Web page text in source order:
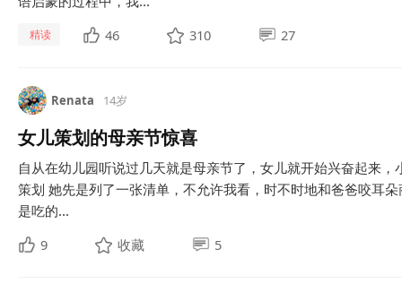
精读 46 310 27
Renata 14岁
女儿策划的母亲节惊喜
自从在幼儿园听说过几天就是母亲节了，女儿就开始兴奋起来
策划 她先是列了一张清单，不允许我看，时不时地和爸爸咬耳
是吃的...
9
收藏 5